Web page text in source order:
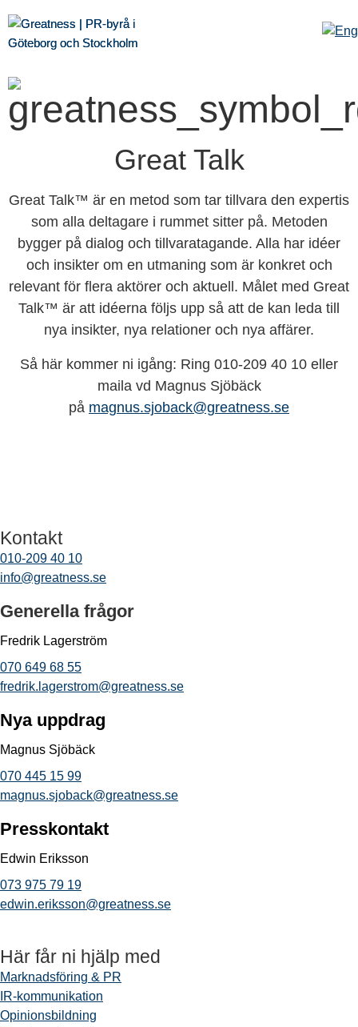
Great Talk
Great Talk™ är en metod som tar tillvara den expertis
som alla deltagare i rummet sitter på. Metoden
bygger på dialog och tillvaratagande. Alla har idéer
och insikter om en utmaning som är konkret och
relevant för flera aktörer och aktuell. Målet med Great
Talk™ är att idéerna följs upp så att de kan leda till
nya insikter, nya relationer och nya affärer.
Så här kommer ni igång: Ring 010-209 40 10 eller
maila vd Magnus Sjöbäck
på magnus.sjoback@greatness.se
Kontakt
010-209 40 10
info@greatness.se
Generella frågor
Fredrik Lagerström
070 649 68 55
fredrik.lagerstrom@greatness.se
Nya uppdrag
Magnus Sjöbäck
070 445 15 99
magnus.sjoback@greatness.se
Presskontakt
Edwin Eriksson
073 975 79 19
edwin.eriksson@greatness.se
Här får ni hjälp med
Marknadsföring & PR
IR-kommunikation
Opinionsbildning